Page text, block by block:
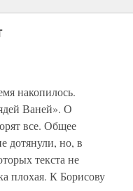
накопилось.
Ваней». О
все. Общее
дотянули, но, в
текста не
плохая. К Борисову